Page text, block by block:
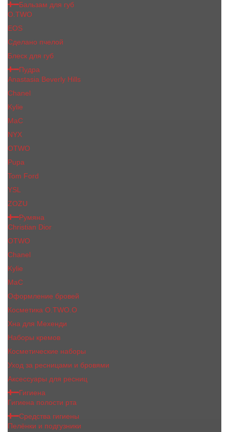
Бальзам для губ
O.TWO
EOS
Сделано пчелой
Блеск для губ
Пудра
Anastasia Beverly Hills
Chanel
Kylie
MaC
NYX
OTWO
Pupa
Tom Ford
YSL
ZOZU
Румяна
Christian Dior
OTWO
Сhanеl
Kylie
MaC
Оформление бровей
Косметика O.TWO.O
Хна для Мехенди
Наборы кремов
Косметические наборы
Уход за ресницами и бровями
Аксессуары для ресниц
Гигиена
Гигиена полости рта
Средства гигиены
Пелёнки и подгузники